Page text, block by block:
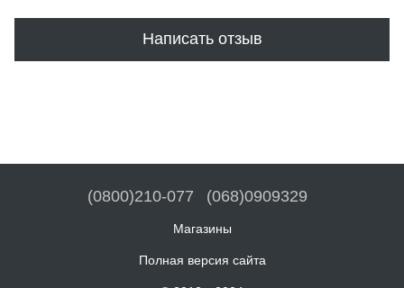
Написать отзыв
(0800)210-077 (068)0909329
Магазины
Полная версия сайта